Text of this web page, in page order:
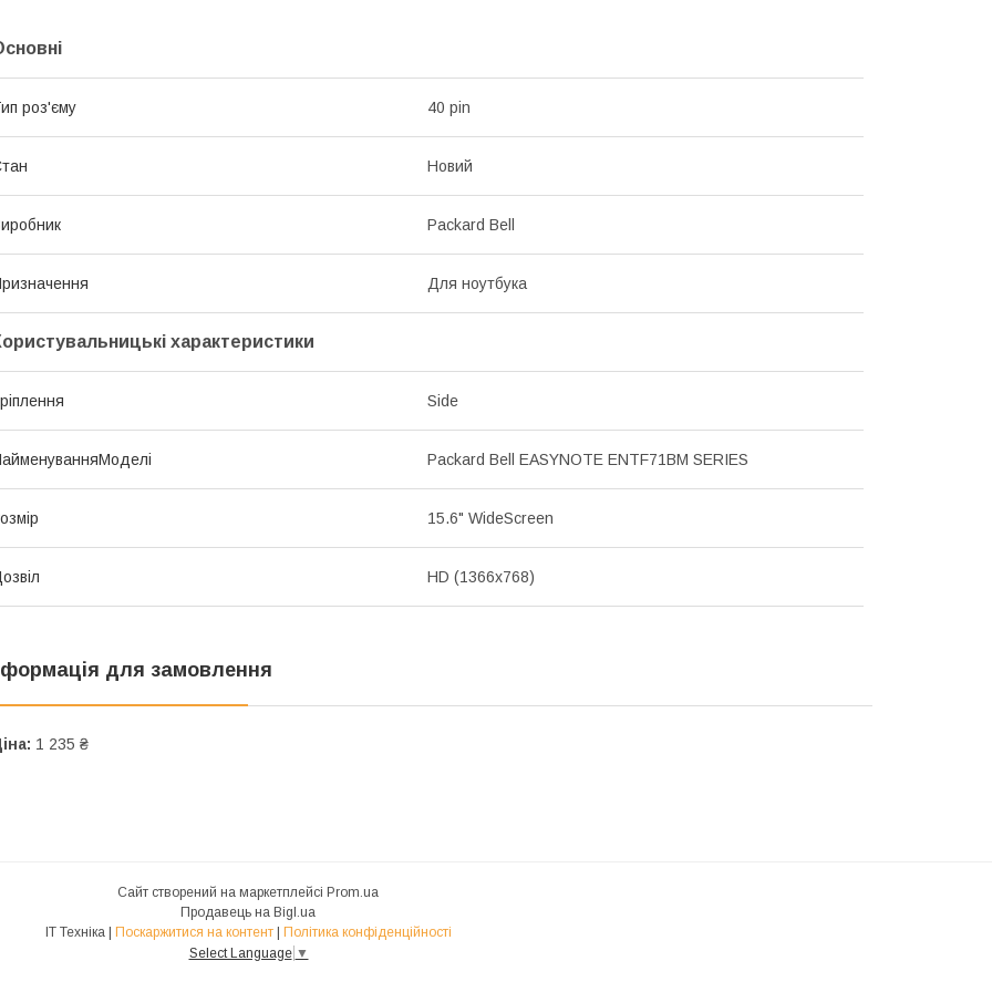
роз'єму 40 pin
Новий
Packard Bell
Для ноутбука
характеристики
Side
Packard Bell EASYNOTE ENTF71BM SERIES
15.6" WideScreen
HD (1366x768)
для замовлення
1 235 ₴
Сайт створений на маркетплейсі Prom.ua
Продавець на Bigl.ua
IT Техніка | Поскаржитися на контент | Політика конфіденційності
Select Language ▼